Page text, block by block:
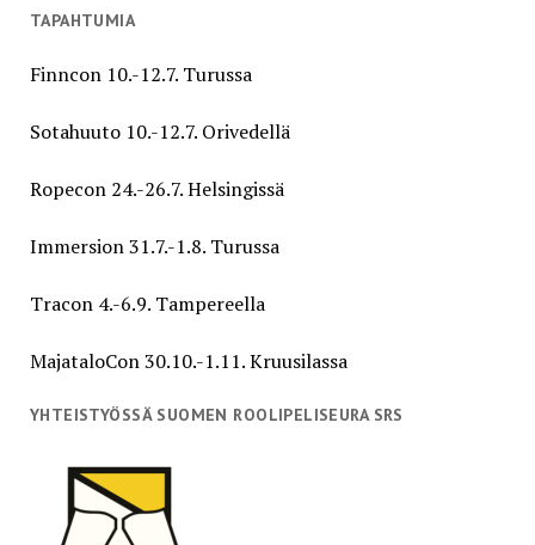
TAPAHTUMIA
Finncon 10.-12.7. Turussa
Sotahuuto 10.-12.7. Orivedellä
Ropecon 24.-26.7. Helsingissä
Immersion 31.7.-1.8. Turussa
Tracon 4.-6.9. Tampereella
MajataloCon 30.10.-1.11. Kruusilassa
YHTEISTYÖSSÄ SUOMEN ROOLIPELISEURA SRS